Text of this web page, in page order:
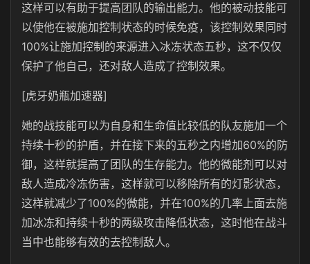
这样可以有助于提高团队的输出能力。他的被动技能可
以使他在被施加控制状态的时候免疫，该控制效果同时
100%让施加控制的来源进入冰冻状态五秒，这不仅仅
保护了他自己，还对敌人造成了控制效果。
[虎牙奶瓶加速器]
她的战技能可以为自身和生命值比较低的队友施加一个
持续十秒的护盾，并在接下来的五秒之内增加60%的防
御，这样就提高了团队的生存能力。他的微能剂可以对
敌人造成冷冻伤害，这样就可以移除所有的灯影状态，
这样就减少了100%的微能，并在100%的几率上面去施
加冰冻和持续十秒的两级攻击降低状态，这时他在战斗
当中也能够有效的去控制敌人。